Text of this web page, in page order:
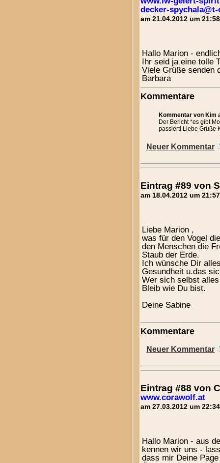
decker-
am 21.04.2012 um
Hallo Marion -
Ihr seid ja eine tolle
Viele Grüße senden
Barbara
Kommentare
Kommentar von Kim
Der Bericht *es gibt
passiert! Liebe Grüße
Neuer Kommentar
Eintrag #89 von
am 18.04.2012 um
Liebe Marion ,
was für den Vogel
den Menschen die
Staub der Erde.
Ich wünsche Dir
Gesundheit u.das
Wer sich selbst
Bleib wie Du bist.
Deine Sabine
Kommentare
Neuer Kommentar
Eintrag #88 von
www.corawolf.at
am 27.03.2012 um
Hallo Marion - aus
kennen wir uns -
dass mir Deine